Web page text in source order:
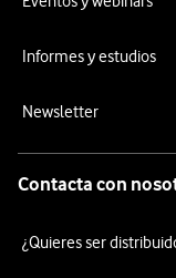
Informes y estudios
Newsletter
Contacta con
¿Quieres ser